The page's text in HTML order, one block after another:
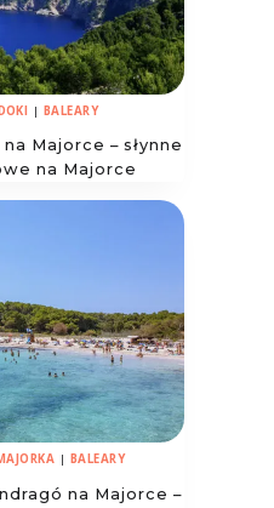
| BALEARY
Majorce – słynne
na Majorce
| BALEARY
na Majorce –